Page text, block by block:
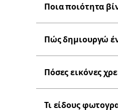
Ποια ποιότητα
Πώς δημιουργώ
Πόσες εικόνες
Τι είδους